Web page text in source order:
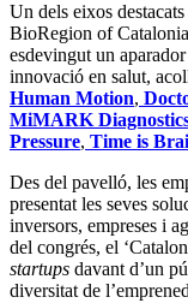
Un dels eixos
BioRegion of
esdevingut un
innovació en salut,
Human Motion,
MiMARK
Pressure, Time is
Des del pavelló, les
presentat les seves
inversors, empreses i
del congrés, el
startups davant d’un
diversitat de